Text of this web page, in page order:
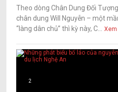
Theo dòng Chân Dung Đối
chân dung Will Nguyễn – một
“làng dân chủ” thì kỳ này, C...
2